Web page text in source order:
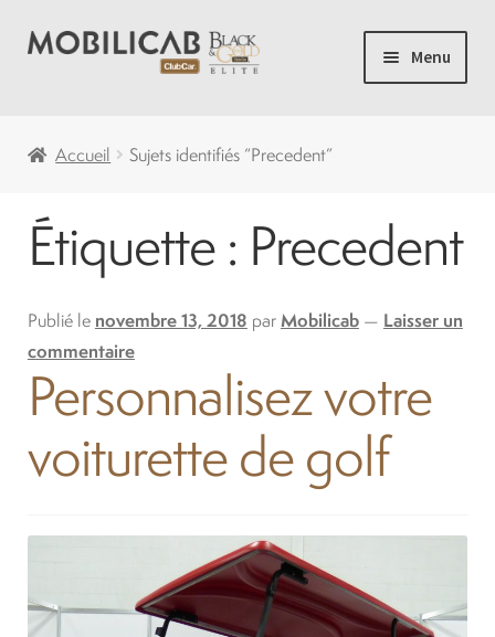
Aller
Aller
Menu
Voiturette de Golf
Ouvrir
Voiturettes Neuves
Ouvrir
enfant
Pièces
Ouvrir
le
Solde
Location
À propos
Accueil Sujets identifiés “Precedent”
Étiquette : Precedent
Publié le novembre 13, 2018 parMobilicab — Laisser un
commentaire
Personnalisez votre
voiturette de golf